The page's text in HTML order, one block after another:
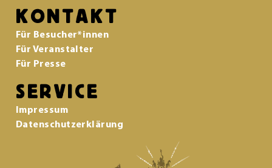
KONTAKT
Für Besucher*innen
Für Veranstalter
Für Presse
SERVICE
Impressum
Datenschutzerklärung